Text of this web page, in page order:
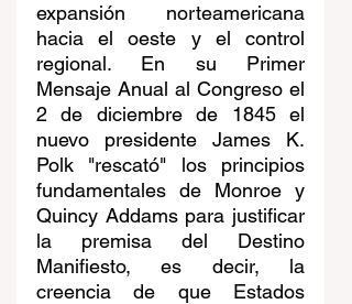
expansión norteamericana
hacia el oeste y el control
regional. En su Primer
Mensaje Anual al Congreso el
2 de diciembre de 1845 el
nuevo presidente
James K.
Polk "rescató" los principios
fundamentales de Monroe y
Quincy Addams para justificar
la premisa del Destino
Manifiesto, es decir, la
creencia de que Estados